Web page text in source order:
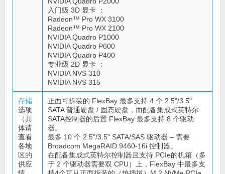
入门级 3D 显卡 ：
Radeon™ Pro WX 3100
Radeon™ Pro WX 2100
NVIDIA Quadro P1000
NVIDIA Quadro P600
NVIDIA Quadro P400
专业级 2D 显卡 ：
NVIDIA NVS 310
NVIDIA NVS 315
存储
选项
（具
体请
查看
各地
区的
供应
正面可拆装的 FlexBay 最多支持 4 个 2.5"/3.5"
SATA 普通硬盘 / 固态硬盘，而配备集成式英特尔
SATA控制器的后置 FlexBay 最多支持 8 个驱动
器。
最多 10 个 2.5"/3.5" SATA/SAS 驱动器 – 需要
Broadcom MegaRAID 9460-16i 控制器。
在配备集成式英特尔控制器且支持 PCIe的机箱（多
于 2 个驱动器需要双 CPU）上，FlexBay 中最多支